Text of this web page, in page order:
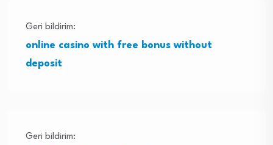
Geri bildirim:
online casino with free bonus without
deposit
Geri bildirim: